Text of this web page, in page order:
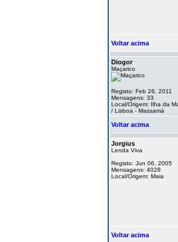
Voltar acima
Diogor
Maçarico
Registo: Feb 26, 2011
Mensagens: 33
Local/Origem: Ilha da
/ Lisboa - Massamá
Voltar acima
Jorgius
Lenda Viva
Registo: Jun 06, 2005
Mensagens: 4028
Local/Origem: Maia
Voltar acima